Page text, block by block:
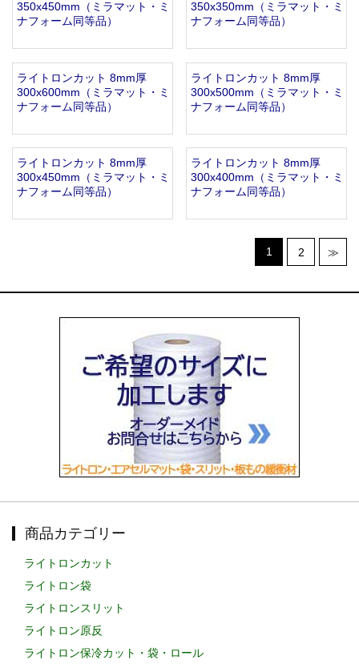
350x450mm（ミラマット・ミ
ナフォーム同等品）
350x350mm（ミラマット・ミ
ナフォーム同等品）
ライトロンカット 8mm厚
300x600mm（ミラマット・ミ
ナフォーム同等品）
ライトロンカット 8mm厚
300x500mm（ミラマット・ミ
ナフォーム同等品）
ライトロンカット 8mm厚
300x450mm（ミラマット・ミ
ナフォーム同等品）
ライトロンカット 8mm厚
300x400mm（ミラマット・ミ
ナフォーム同等品）
1 2 ≫
商品カテゴリー
ライトロンカット
ライトロン袋
ライトロンスリット
ライトロン原反
ライトロン保冷カット・袋・ロール